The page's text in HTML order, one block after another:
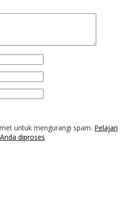
untuk mengurangi spam. Pelajari
diproses